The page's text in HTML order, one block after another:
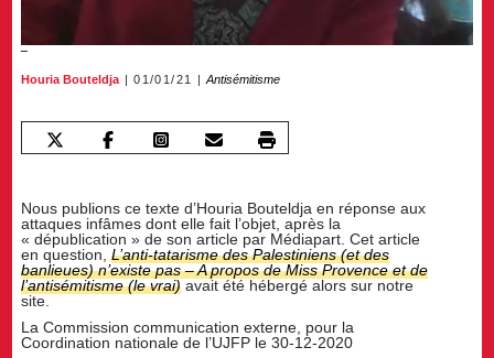
Houria Bouteldja 01/01/21 Antisémitisme
Nous publions ce texte d’Houria Bouteldja en réponse aux
attaques infâmes dont elle fait l’objet, après la
« dépublication » de son article par Médiapart. Cet article
en question,L’anti-tatarisme des Palestiniens (et des
banlieues) n’existe pas – A propos de Miss Provence et de
l’antisémitisme (le vrai) avait été hébergé alors sur notre
site.
La Commission communication externe, pour la
Coordination nationale de l’UJFP le 30-12-2020